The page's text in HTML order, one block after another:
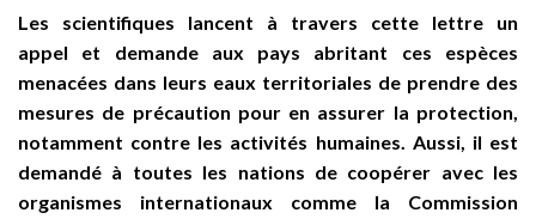
Les scientifiques lancent à travers cette lettre un
appel et demande aux pays abritant ces espèces
menacées dans leurs eaux territoriales de prendre des
mesures de précaution pour en assurer la protection,
notamment contre les activités humaines. Aussi, il est
demandé à toutes les nations de coopérer avec les
organismes internationaux comme la Commission